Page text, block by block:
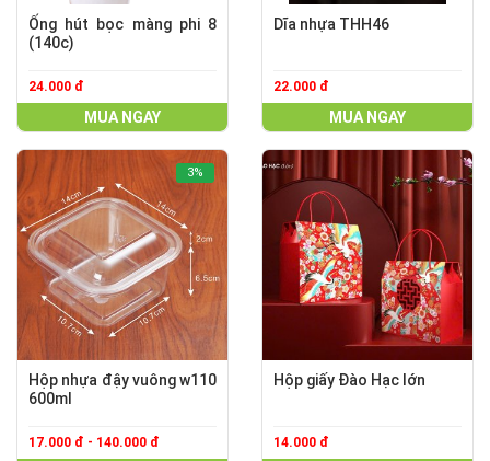
Ống hút bọc màng phi 8
(140c)
24.000 đ
MUA NGAY
Dĩa nhựa THH46
22.000 đ
MUA NGAY
3%
Hộp nhựa đậy vuông w110
600ml
17.000 đ - 140.000 đ
Hộp giấy Đào Hạc lớn
14.000 đ